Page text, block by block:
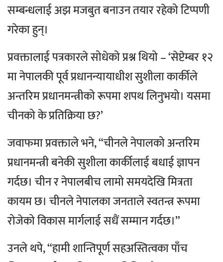
सम्बन्धलाई अझ मजबुत बनाउन तयार रहेको टिप्पणी
गरेका हुन्।
प्रवक्तालाई पत्रकारले सोधेको प्रश्न थियो – ‘सेप्टेम्बर १२
मा नेपालकी पूर्व प्रधानन्यायाधीश सुशीला कार्कीले
अन्तरिम प्रधानमन्त्रीको रूपमा शपथ लिनुभयो। यसमा
चीनको के प्रतिक्रिया छ?’
जवाफमा प्रवक्ताले भने, “चीनले नेपालको अन्तरिम
प्रधानमन्त्री बनेकी सुशीला कार्कीलाई बधाई ज्ञापन
गर्दछ। चीन र नेपालबीच लामो समयदेखि मित्रता
कायम छ। चीनले नेपालका जनताले स्वतन्त्र रूपमा
रोजेको विकास मार्गलाई सधैं सम्मान गर्दछ।”
उनले थपे, “हामी शान्तिपूर्ण सहअस्तित्वका पाँच